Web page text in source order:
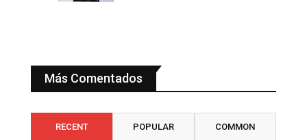
Más Comentados
RECENT POPULAR COMMON